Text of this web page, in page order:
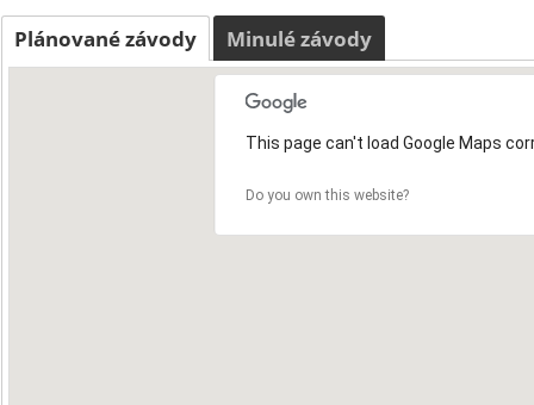
Plánované závody Minulé závody
This page can't load Google Maps
Do you own this website?